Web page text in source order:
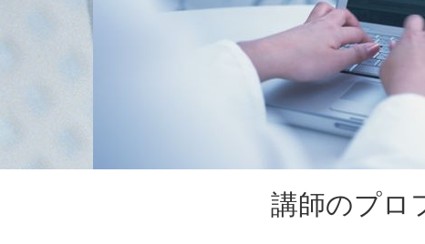
講師のプロ